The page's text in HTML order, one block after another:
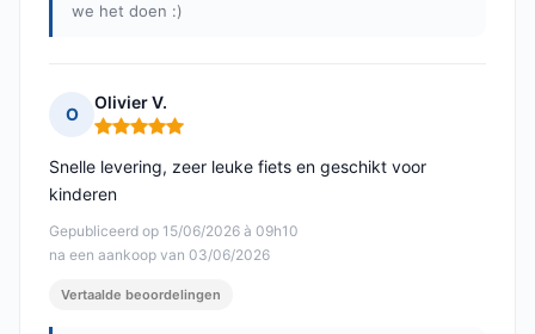
we het doen :)
O
Olivier V.
Opmerking: 5 van 5
Gepubliceerd op 15/06/2026 à 09h10
na een aankoop van 03/06/2026
Snelle levering, zeer leuke fiets en geschikt voor
kinderen
Vertaalde beoordelingen